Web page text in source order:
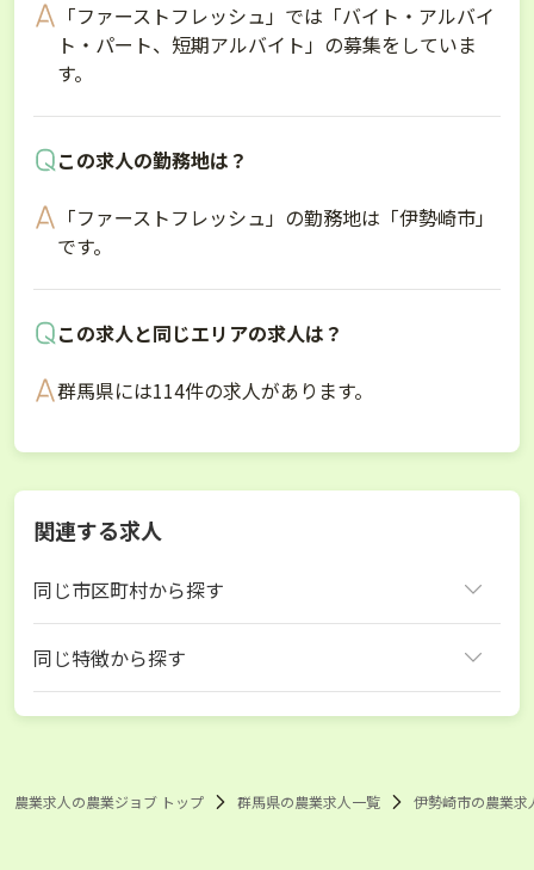
「ファーストフレッシュ」では「バイト・アルバイ
ト・パート、短期アルバイト」の募集をしていま
す。
この求人の勤務地は？
「ファーストフレッシュ」の勤務地は「伊勢崎市」
です。
この求人と同じエリアの求人は？
群馬県には114件の求人があります。
関連する求人
同じ市区町村から探す
同じ特徴から探す
農業求人の農業ジョブ トップ 群馬県の農業求人一覧 伊勢崎市の農業求